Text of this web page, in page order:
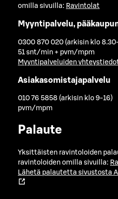
omilla sivuilla: Ravintolat
Myyntipalvelu,
0300 870 020 (arkisin klo
51 snt/min + pvm/mpm
Myyntipalveluiden
Asiakasomistajapalvelu
010 76 5858 (arkisin klo 9-16)
pvm/mpm
Palaute
Yksittäisten ravintoloiden
ravintoloiden omilla sivuilla:
Lähetä palautetta sivustosta